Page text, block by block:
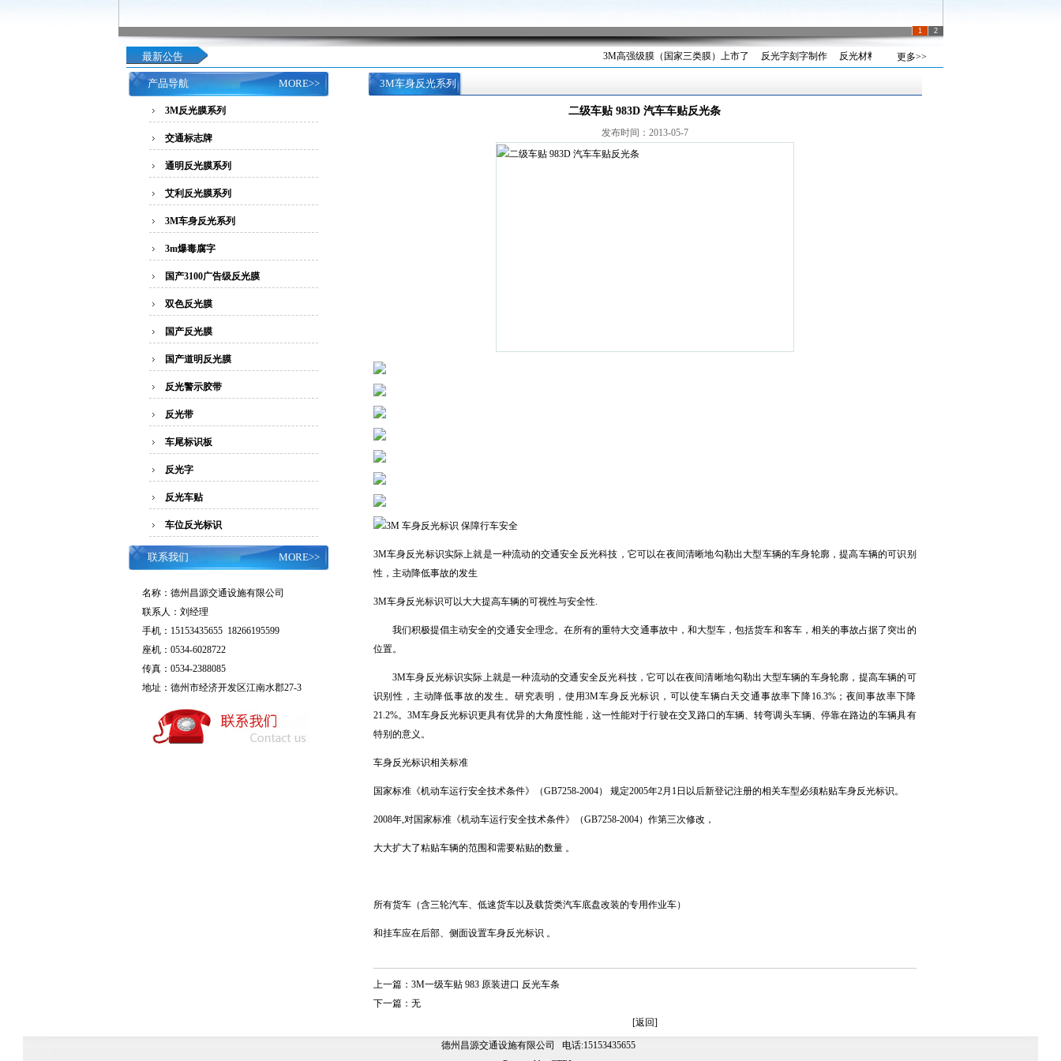
1 2
最新公告 3M高强级膜（国家三类膜）上市了 反光字刻字制作 反光材料目前在我国市场上的应用
更多>>
产品导航 MORE>>
3M反光膜系列
交通标志牌
通明反光膜系列
艾利反光膜系列
3M车身反光系列
3m爆毒腐字
国产3100广告级反光膜
双色反光膜
国产反光膜
国产道明反光膜
反光警示胶带
反光带
车尾标识板
反光字
反光车贴
车位反光标识
联系我们 MORE>>
名称：德州昌源交通设施有限公司
联系人：刘经理
手机：15153435655 18266195599
座机：0534-6028722
传真：0534-2388085
地址：德州市经济开发区江南水郡27-3
3M车身反光系列
二级车贴 983D 汽车车贴反光条
发布时间：2013-05-7
3M 车身反光标识 保障行车安全
3M车身反光标识实际上就是一种流动的交通安全反光科技，它可以在夜间清晰地勾勒出大型车辆的车身轮廓，提高车辆的可识别
性，主动降低事故的发生
3M车身反光标识可以大大提高车辆的可视性与安全性.
我们积极提倡主动安全的交通安全理念。在所有的重特大交通事故中，和大型车，包括货车和客车，相关的事故占据了突出的
位置。
3M车身反光标识实际上就是一种流动的交通安全反光科技，它可以在夜间清晰地勾勒出大型车辆的车身轮廓，提高车辆的可
识别性，主动降低事故的发生。研究表明，使用3M车身反光标识，可以使车辆白天交通事故率下降16.3%；夜间事故率下降
21.2%。3M车身反光标识更具有优异的大角度性能，这一性能对于行驶在交叉路口的车辆、转弯调头车辆、停靠在路边的车辆具有
特别的意义。
车身反光标识相关标准
国家标准《机动车运行安全技术条件》（GB7258-2004） 规定2005年2月1日以后新登记注册的相关车型必须粘贴车身反光标识。
2008年,对国家标准《机动车运行安全技术条件》（GB7258-2004）作第三次修改，
大大扩大了粘贴车辆的范围和需要粘贴的数量 。
所有货车（含三轮汽车、低速货车以及载货类汽车底盘改装的专用作业车）
和挂车应在后部、侧面设置车身反光标识 。
上一篇： 3M一级车贴 983 原装进口 反光车条
下一篇：无
[返回]
德州昌源交通设施有限公司 电话:15153435655